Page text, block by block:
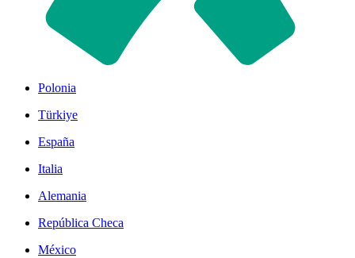
Polonia
Türkiye
España
Italia
Alemania
República Checa
México